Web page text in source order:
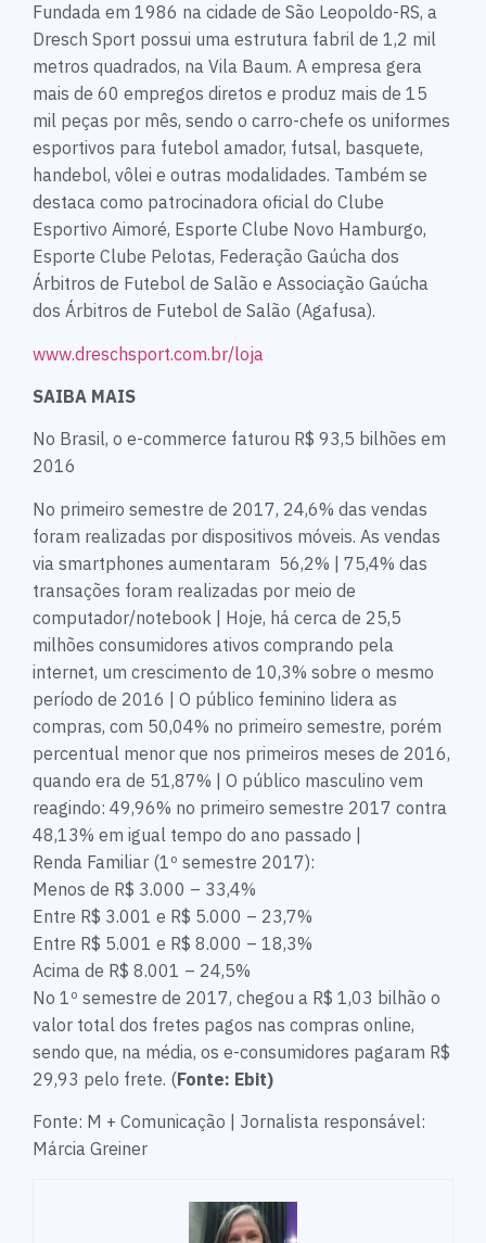
Fundada em 1986 na cidade de São Leopoldo-RS, a
Dresch Sport possui uma estrutura fabril de 1,2 mil
metros quadrados, na Vila Baum. A empresa gera
mais de 60 empregos diretos e produz mais de 15
mil peças por mês, sendo o carro-chefe os uniformes
esportivos para futebol amador, futsal, basquete,
handebol, vôlei e outras modalidades. Também se
destaca como patrocinadora oficial do Clube
Esportivo Aimoré, Esporte Clube Novo Hamburgo,
Esporte Clube Pelotas, Federação Gaúcha dos
Árbitros de Futebol de Salão e Associação Gaúcha
dos Árbitros de Futebol de Salão (Agafusa).
www.dreschsport.com.br/loja
SAIBA MAIS
No Brasil, o e-commerce faturou R$ 93,5 bilhões em
2016
No primeiro semestre de 2017, 24,6% das vendas
foram realizadas por dispositivos móveis. As vendas
via smartphones aumentaram 56,2% | 75,4% das
transações foram realizadas por meio de
computador/notebook | Hoje, há cerca de 25,5
milhões consumidores ativos comprando pela
internet, um crescimento de 10,3% sobre o mesmo
período de 2016 | O público feminino lidera as
compras, com 50,04% no primeiro semestre, porém
percentual menor que nos primeiros meses de 2016,
quando era de 51,87% | O público masculino vem
reagindo: 49,96% no primeiro semestre 2017 contra
48,13% em igual tempo do ano passado |
Renda Familiar (1º semestre 2017):
Menos de R$ 3.000 – 33,4%
Entre R$ 3.001 e R$ 5.000 – 23,7%
Entre R$ 5.001 e R$ 8.000 – 18,3%
Acima de R$ 8.001 – 24,5%
No 1º semestre de 2017, chegou a R$ 1,03 bilhão o
valor total dos fretes pagos nas compras online,
sendo que, na média, os e-consumidores pagaram R$
29,93 pelo frete. (Fonte: Ebit)
Fonte: M + Comunicação | Jornalista responsável:
Márcia Greiner